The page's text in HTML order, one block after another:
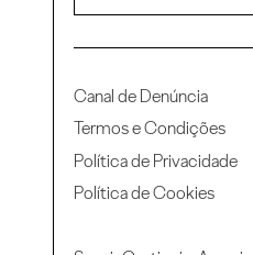
Canal de Denúncia
Termos e Condições
Política de Privacidade
Política de Cookies